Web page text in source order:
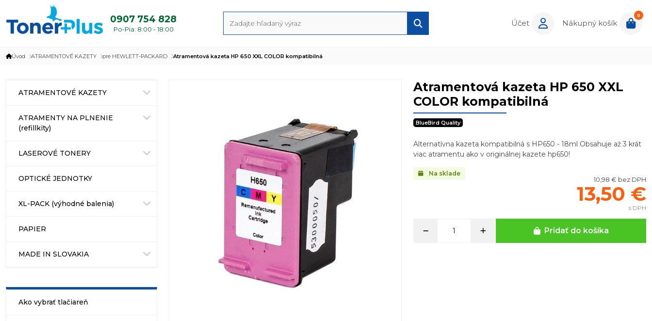
0907 754 828
Po-Pia: 8:00 - 18:00
Účet Nákupný košík
0
Úvod ATRAMENTOVÉ KAZETY pre HEWLETT-PACKARD Atramentová kazeta HP 650 XXL COLOR kompatibilná
ATRAMENTOVÉ KAZETY
ATRAMENTY NA PLNENIE
(refillkity)
LASEROVÉ TONERY
OPTICKÉ JEDNOTKY
XL-PACK (výhodné balenia)
PAPIER
MADE IN SLOVAKIA
Ako vybrať tlačiareň
Atramentová kazeta HP 650 XXL
COLOR kompatibilná
BlueBird Quality
Alternatívna kazeta kompatibilná s HP650 - 18ml Obsahuje až 3 krát
viac atramentu ako v originálnej kazete hp650!
Na sklade
10,98 € bez DPH
13,50 €
s DPH
Pridať do košíka